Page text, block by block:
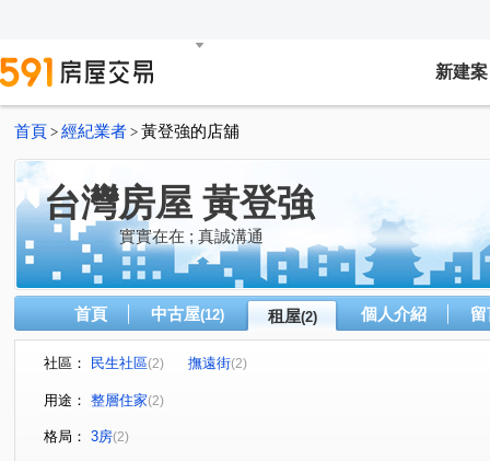
新建案
首頁 > 經紀業者 > 黃登強的店舖
台灣房屋 黃登強
實實在在 ; 真誠溝通
首頁 中古屋(12) 租屋(2) 個人介紹
社區： 民生社區(2) 撫遠街(2)
用途： 整層住家(2)
格局： 3房(2)